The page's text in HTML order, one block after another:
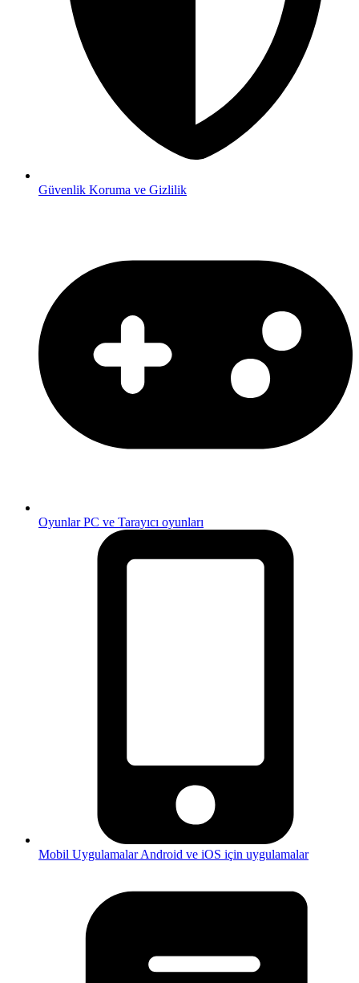
Güvenlik Koruma ve Gizlilik
OyunlarPC ve Tarayıcı oyunları
Mobil UygulamalarAndroid ve iOS için uygulamalar